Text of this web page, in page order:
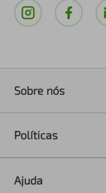
Sobre nós
Políticas
Ajuda